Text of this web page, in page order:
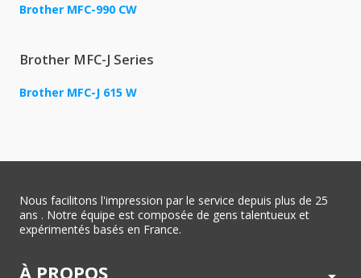
Brother MFC-990 CW
Brother MFC-J Series
Brother MFC-J 615 W
Nous facilitons l'impression par le service depuis plus de 25
ans . Notre équipe est composée de gens talentueux et
expérimentés basés en France.
À PROPOS